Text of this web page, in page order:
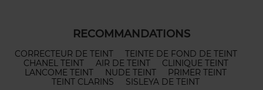
RECOMMANDATIONS
CORRECTEUR DE TEINT
TEINTE DE FOND DE TEINT
CHANEL TEINT
AIR DE TEINT
CLINIQUE TEINT
LANCOME TEINT
NUDE TEINT
PRIMER TEINT
TEINT CLARINS
SISLEYA DE TEINT